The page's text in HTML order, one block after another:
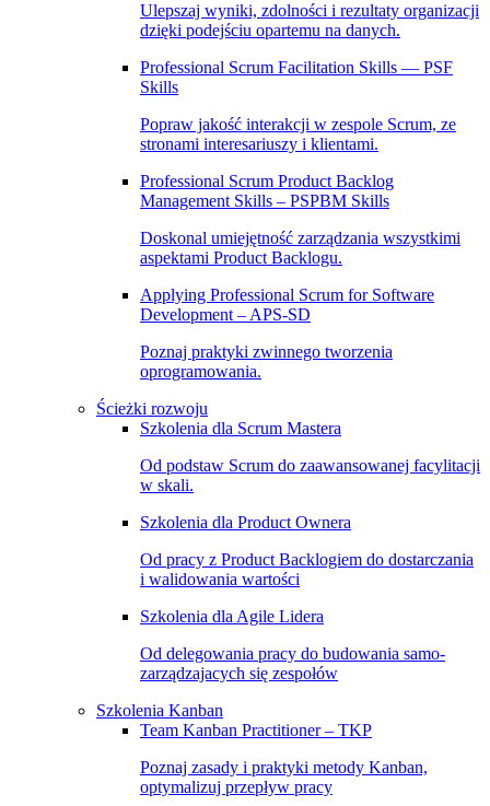
Ulepszaj wyniki, zdolności i rezultaty organizacji
dzięki podejściu opartemu na danych.
Professional Scrum Facilitation Skills — PSF
Skills
Popraw jakość interakcji w zespole Scrum, ze
stronami interesariuszy i klientami.
Professional Scrum Product Backlog
Management Skills – PSPBM Skills
Doskonal umiejętność zarządzania wszystkimi
aspektami Product Backlogu.
Applying Professional Scrum for Software
Development – APS-SD
Poznaj praktyki zwinnego tworzenia
oprogramowania.
Ścieżki rozwoju
Szkolenia dla Scrum Mastera
Od podstaw Scrum do zaawansowanej facylitacji
w skali.
Szkolenia dla Product Ownera
Od pracy z Product Backlogiem do dostarczania
i walidowania wartości
Szkolenia dla Agile Lidera
Od delegowania pracy do budowania samo-
zarządzajacych się zespołów
Szkolenia Kanban
Team Kanban Practitioner – TKP
Poznaj zasady i praktyki metody Kanban,
optymalizuj przepływ pracy